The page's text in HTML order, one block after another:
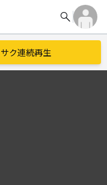
search
ク連続再生